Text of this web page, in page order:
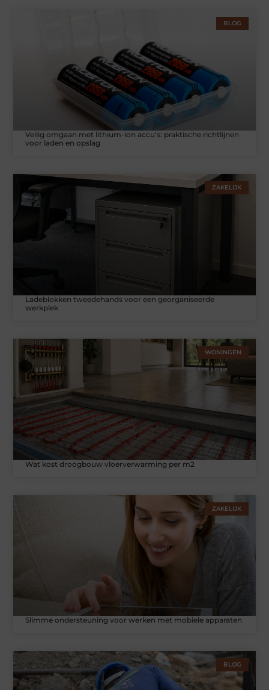
BLOG
Veilig omgaan met lithium-ion accu's: praktische richtlijnen
voor laden en opslag
ZAKELIJK
Ladeblokken tweedehands voor een georganiseerde
werkplek
WONINGEN
Wat kost droogbouw vloerverwarming per m2
ZAKELIJK
Slimme ondersteuning voor werken met mobiele apparaten
BLOG